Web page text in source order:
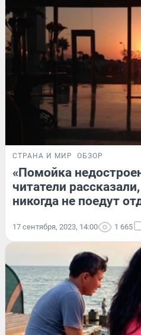
СТРАНА И МИР ОБЗОР
«Помойка
читатели
никогда не поедут
17 сентября, 2023, 14:00 1 665